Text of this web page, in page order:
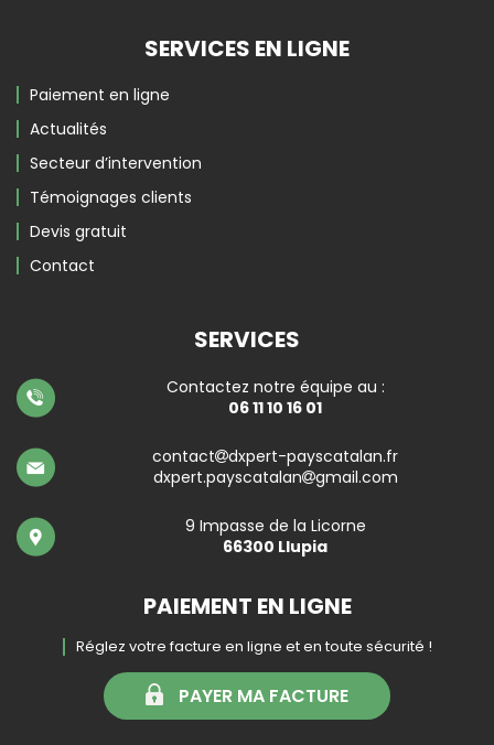
SERVICES EN LIGNE
Paiement en ligne
Actualités
Secteur d’intervention
Témoignages clients
Devis gratuit
Contact
SERVICES
Contactez notre équipe au :
06 11 10 16 01
contact
dxpert-payscatalan.fr
dxpert.payscatalan
gmail.com
9 Impasse de la Licorne
66300 Llupia
PAIEMENT EN LIGNE
Réglez votre facture en ligne et en toute sécurité !
PAYER MA FACTURE